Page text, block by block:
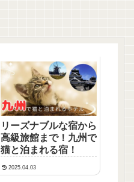
リーズナブルな宿から
高級旅館まで！九州で
猫と泊まれる宿！
2025.04.03